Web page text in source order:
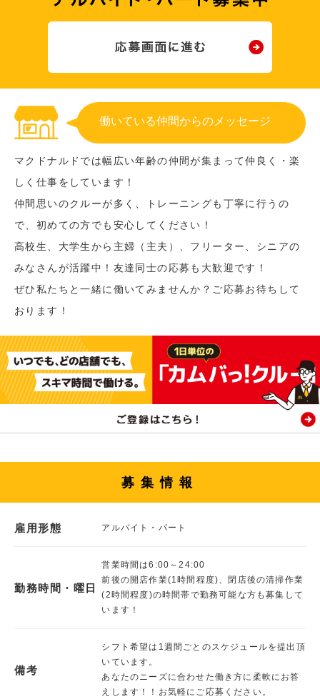
働いている仲間からのメッセージ
マクドナルドでは幅広い年齢の仲間が集まって仲良く・楽
しく仕事をしています！
仲間思いのクルーが多く、トレーニングも丁寧に行うの
で、初めての方でも安心してください！
高校生、大学生から主婦（主夫）、フリーター、シニアの
みなさんが活躍中！友達同士の応募も大歓迎です！
ぜひ私たちと一緒に働いてみませんか？ご応募お待ちして
おります！
募集情報
雇用形態 アルバイト・パート
勤務時間・曜日
営業時間は6:00～24:00
前後の開店作業(1時間程度)、閉店後の清掃作業
(2時間程度)の時間帯で勤務可能な方も募集して
います！
備考
シフト希望は1週間ごとのスケジュールを提出頂
いています。
あなたのニーズに合わせた働き方に柔軟にお答
えします！！お気軽にご応募ください。